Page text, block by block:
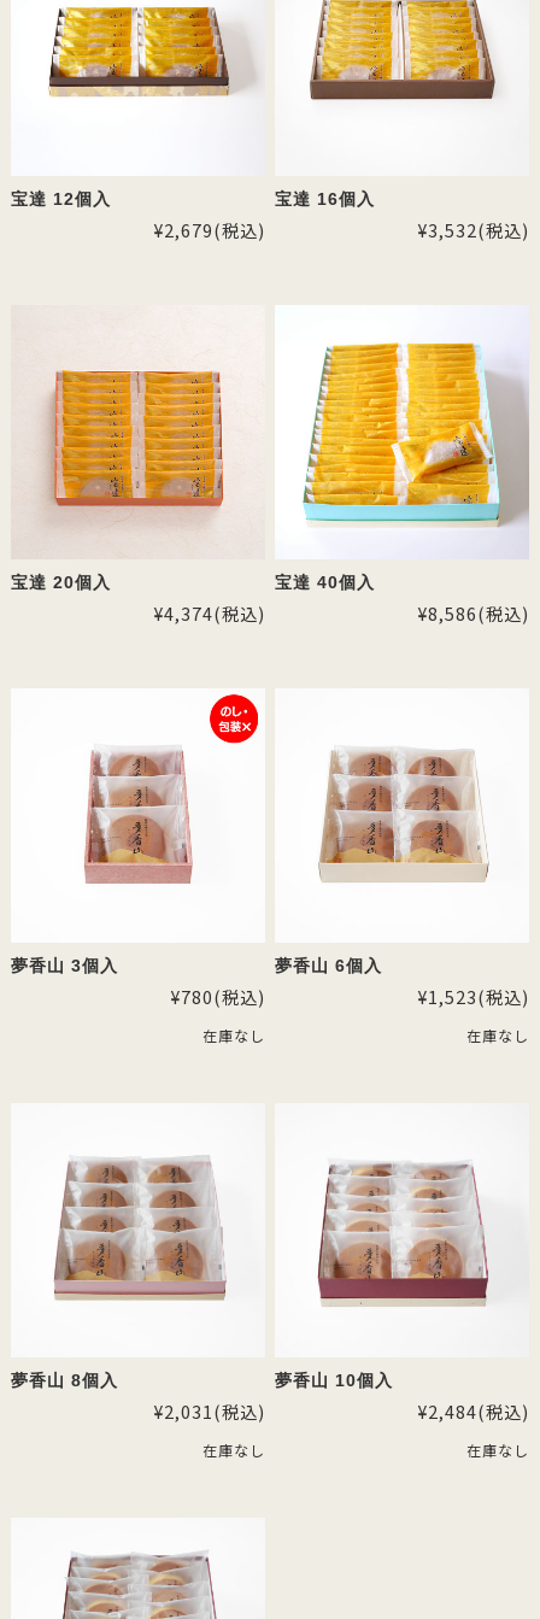
宝達 12個入
¥2,679(税込)
宝達 16個入
¥3,532(税込)
宝達 20個入
¥4,374(税込)
宝達 40個入
¥8,586(税込)
夢香山 3個入
¥780(税込)
在庫なし
夢香山 6個入
¥1,523(税込)
在庫なし
夢香山 8個入
¥2,031(税込)
在庫なし
夢香山 10個入
¥2,484(税込)
在庫なし